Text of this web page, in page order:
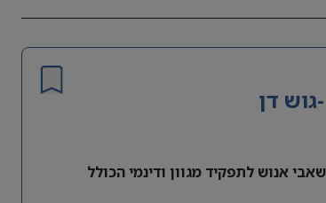
דן
אנוש לתפקיד מגוון ודינמי הכולל